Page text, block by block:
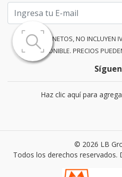
PRECIOS NETOS, NO INCLUYEN
DISPONIBLE. PRECIOS
Haz clic aquí para
© 2026 LB
Todos los derechos reservados.